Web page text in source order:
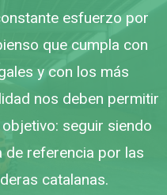
esfuerzo por
que cumpla con
y con los más
nos deben permitir
seguir siendo
de referencia por las
catalanas.